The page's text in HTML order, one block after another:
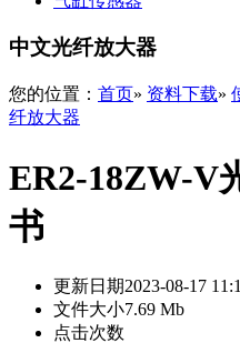
中文光纤放大器
您的位置： 首页» 资料下载»
纤放大器
ER2-18ZW-V
书
更新日期2023-08-17
文件大小7.69 Mb
点击次数